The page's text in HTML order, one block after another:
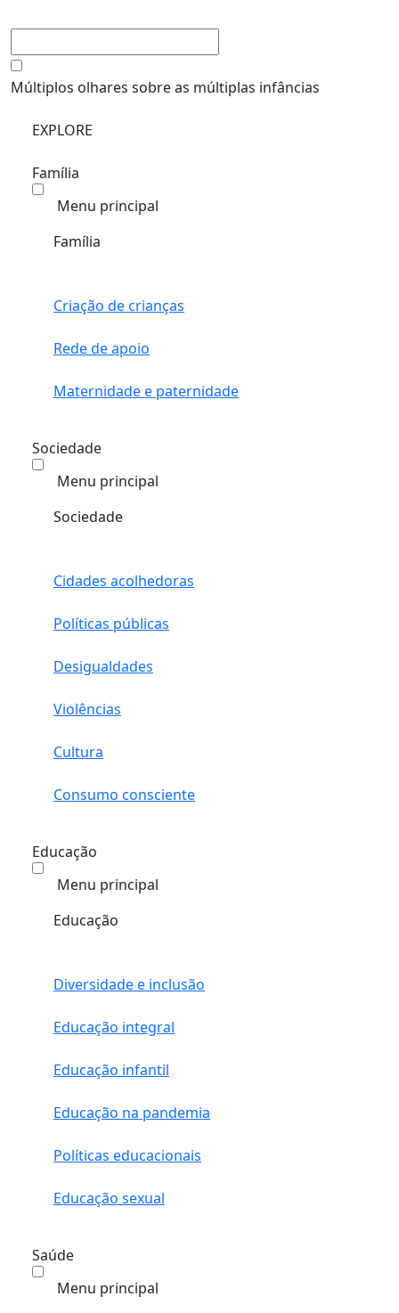
Múltiplos olhares sobre as múltiplas infâncias
EXPLORE
Família
Menu principal
Família
Criação de crianças
Rede de apoio
Maternidade e paternidade
Sociedade
Menu principal
Sociedade
Cidades acolhedoras
Políticas públicas
Desigualdades
Violências
Cultura
Consumo consciente
Educação
Menu principal
Educação
Diversidade e inclusão
Educação integral
Educação infantil
Educação na pandemia
Políticas educacionais
Educação sexual
Saúde
Menu principal